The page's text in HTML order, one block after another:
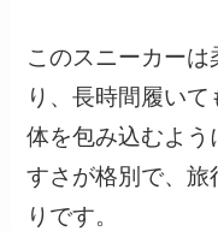
このスニーカー
り、長時間履い
体を包み込むよう
すさが格別で、旅
りです。